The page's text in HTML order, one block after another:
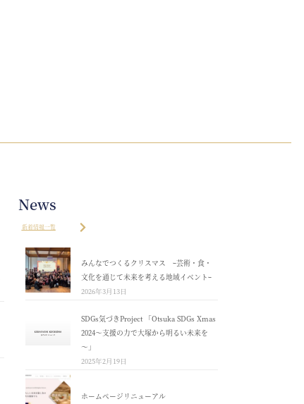
News
新着情報一覧
みんなでつくるクリスマス ｰ芸術・食・
文化を通じて未来を考える地域イベントｰ
2026年3月13日
SDGs気づきProject 「Otsuka SDGs Xmas
2024～支援の力で大塚から明るい未来を
～」
2025年2月19日
ホームページリニューアル